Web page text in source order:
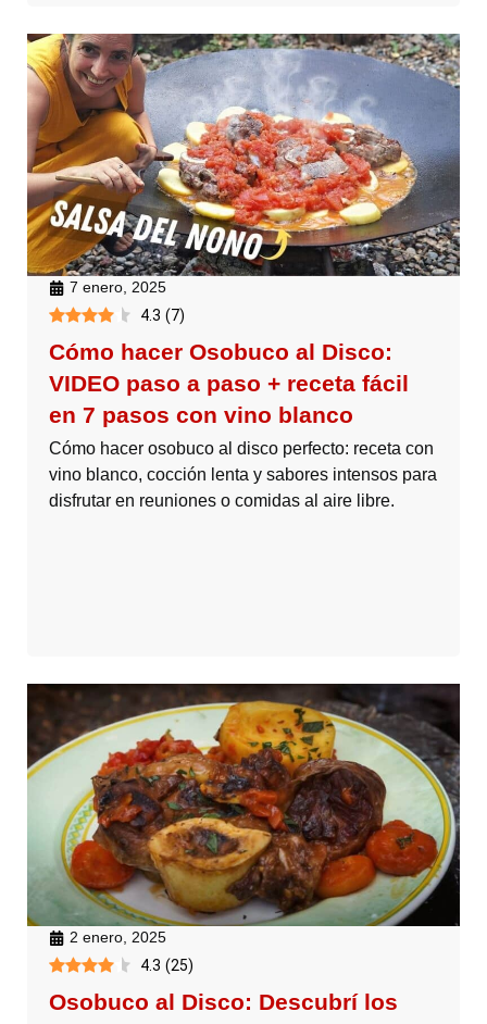
7 enero, 2025
4.3 (7)
Cómo hacer Osobuco al Disco:
VIDEO paso a paso + receta fácil
en 7 pasos con vino blanco
Cómo hacer osobuco al disco perfecto: receta con
vino blanco, cocción lenta y sabores intensos para
disfrutar en reuniones o comidas al aire libre.
2 enero, 2025
4.3 (25)
Osobuco al Disco: Descubrí los